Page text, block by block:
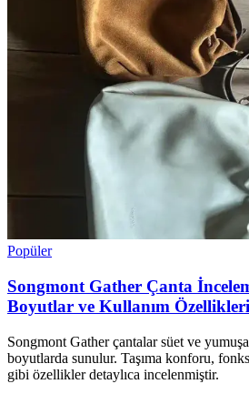
Popüler
Songmont Gather Çanta
Boyutlar ve Kullanım Özellikleri
Songmont Gather çantalar süet ve
boyutlarda sunulur. Taşıma konforu,
gibi özellikler detaylıca incelenmiştir.